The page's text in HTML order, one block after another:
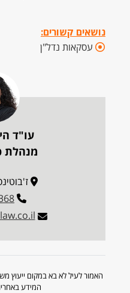
נושאים קשורים:
עסקאות נדל"ן
עו"ד
מנהלת
ז'בוטינסקי
האמור לעיל לא בא במקום ייעוץ
המידע